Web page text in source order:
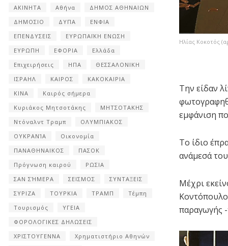
Ηλίας Κοκοτός
Την είδαν
εμφάνιση
Το ίδιο
ανάμεσά
Μέχρι
παραγωγής
ΑΚΙΝΗΤΑ
Αθήνα
ΔΗΜΟΣ ΑΘΗΝΑΙΩΝ
ΔΗΜΟΣΙΟ
ΔΥΠΑ
ΕΝΦΙΑ
ΕΠΕΝΔΥΣΕΙΣ
ΕΥΡΩΠΑΪΚΗ ΕΝΩΣΗ
ΕΥΡΩΠΗ
ΕΦΟΡΙΑ
Ελλάδα
Επιχειρήσεις
ΗΠΑ
ΘΕΣΣΑΛΟΝΙΚΗ
ΙΣΡΑΗΛ
ΚΑΙΡΟΣ
ΚΑΚΟΚΑΙΡΙΑ
ΚΙΝΑ
Καιρός σήμερα
Κυριάκος Μητσοτάκης
ΜΗΤΣΟΤΑΚΗΣ
Ντόναλντ Τραμπ
ΟΛΥΜΠΙΑΚΟΣ
ΟΥΚΡΑΝΊΑ
Οικονομία
ΠΑΝΑΘΗΝΑΙΚΟΣ
ΠΑΣΟΚ
Πρόγνωση καιρού
ΡΩΣΙΑ
ΣΑΝ ΣΉΜΕΡΑ
ΣΕΙΣΜΟΣ
ΣΥΝΤΑΞΕΙΣ
ΣΥΡΙΖΑ
ΤΟΥΡΚΙΑ ΤΡΑΜΠ
Τέμπη
Τουρισμός
ΥΓΕΙΑ
ΦΟΡΟΛΟΓΙΚΕΣ ΔΗΛΩΣΕΙΣ
ΧΡΙΣΤΟΥΓΕΝΝΑ
Χρηματιστήριο Αθηνών